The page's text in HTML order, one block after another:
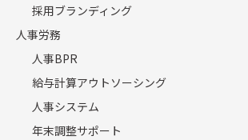
採用ブランディング
人事労務
人事BPR
給与計算アウトソーシング
人事システム
年末調整サポート
離職による生産性の低下や知識の
に含まれます。
新しい社員が業務に慣れるまでの
スが必要になるため、企業全体の